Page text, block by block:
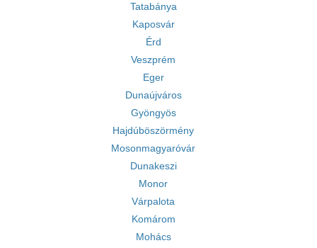
Tatabánya
Kaposvár
Érd
Veszprém
Eger
Dunaújváros
Gyöngyös
Hajdúböszörmény
Mosonmagyaróvár
Dunakeszi
Monor
Várpalota
Komárom
Mohács